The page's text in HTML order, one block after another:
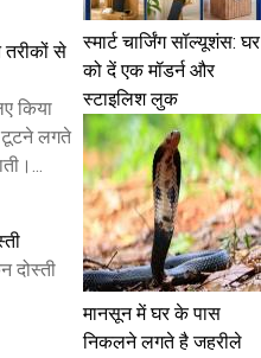
तरीकों से
किया
टूटने लगते
दोस्ती
स्मार्ट चार्जिंग सॉल्यूशंस: घर
को दें एक मॉडर्न और
स्टाइलिश लुक
मानसून में घर के पास
निकलने लगते है जहरीले